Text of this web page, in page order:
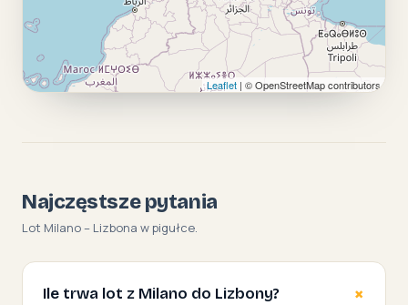
Leaflet | © OpenStreetMap contributors
Najczęstsze pytania
Lot Milano – Lizbona w pigułce.
Ile trwa lot z Milano do Lizbony?